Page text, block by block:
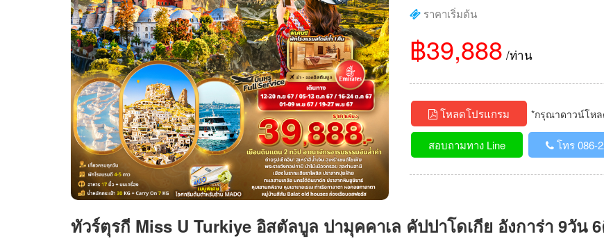
ราคาเริ่มต้น
฿39,888 /ท่าน
โหลดโปรแกรม *กรุณาดาวน์โหล
สอบถามทาง Line โทร 086-
ทัวร์ตุรกี Miss U Turkiye อิสตัลบูล ปามุคคาเล คัปปาโดเกีย อังการ่า 9วัน